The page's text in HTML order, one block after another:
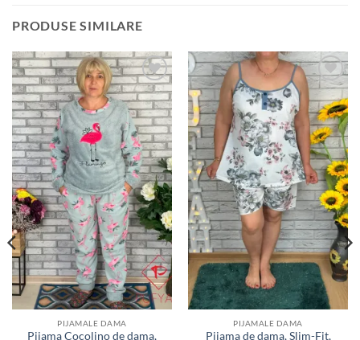
PRODUSE SIMILARE
Adauga
la
favorite
PIJAMALE DAMA
Pijama Cocolino de dama,
Adauga
la
favorite
PIJAMALE DAMA
Pijama de dama, Slim-Fit,